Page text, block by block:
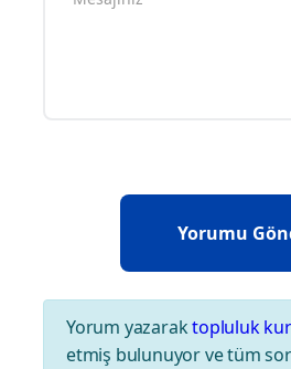
Yorum yazaraktopluluk
etmiş bulunuyor ve tüm